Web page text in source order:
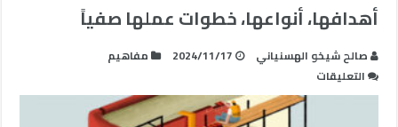
أهدافها، أنواعها، خطوات عملها صفياً
صالح شيخو الهسنياني 2024/11/17
مفاهيم
التعليقات
السقالات
التعليمية